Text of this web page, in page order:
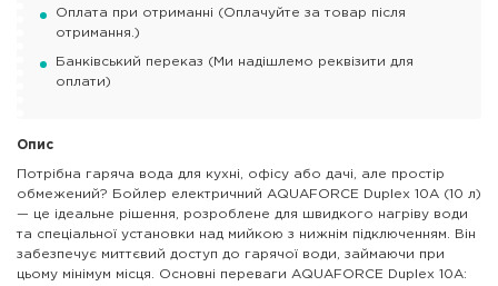
Оплата при отриманні (Оплачуйте за товар після
отримання.)
Банківський переказ (Ми надішлемо реквізити для
оплати)
Опис
Потрібна гаряча вода для кухні, офісу або дачі, але простір
обмежений? Бойлер електричний AQUAFORCE Duplex 10A (10 л)
— це ідеальне рішення, розроблене для швидкого нагріву води
та спеціальної установки над мийкою з нижнім підключенням. Він
забезпечує миттєвий доступ до гарячої води, займаючи при
цьому мінімум місця. Основні переваги AQUAFORCE Duplex 10A: